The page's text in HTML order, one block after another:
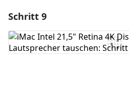
Kommentar hinzufügen
Schritt 9